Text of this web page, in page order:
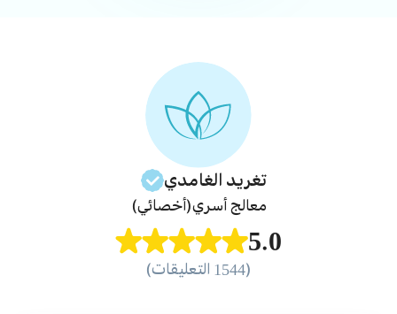
تغريد الغامدي
معالج أسري(أخصائي)
5.0
(1544 التعليقات)